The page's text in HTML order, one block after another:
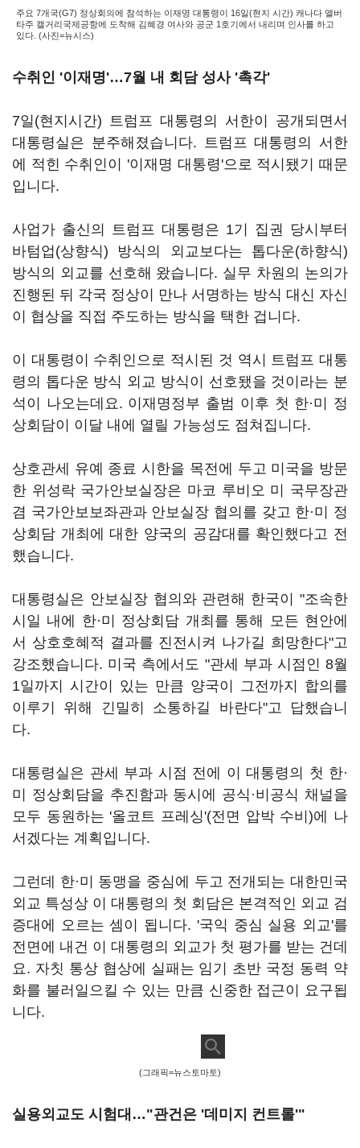
주요 7개국(G7) 정상회의에 참석하는 이재명 대통령이 16일(현지 시간) 캐나다 앨버
타주 캘거리국제공항에 도착해 김혜경 여사와 공군 1호기에서 내리며 인사를 하고
있다. (사진=뉴시스)
수취인 '이재명'…7월 내 회담 성사 '촉각'
7일(현지시간) 트럼프 대통령의 서한이 공개되면서
대통령실은 분주해졌습니다. 트럼프 대통령의 서한
에 적힌 수취인이 '이재명 대통령'으로 적시됐기 때문
입니다.
사업가 출신의 트럼프 대통령은 1기 집권 당시부터
바텀업(상향식) 방식의 외교보다는 톱다운(하향식)
방식의 외교를 선호해 왔습니다. 실무 차원의 논의가
진행된 뒤 각국 정상이 만나 서명하는 방식 대신 자신
이 협상을 직접 주도하는 방식을 택한 겁니다.
이 대통령이 수취인으로 적시된 것 역시 트럼프 대통
령의 톱다운 방식 외교 방식이 선호됐을 것이라는 분
석이 나오는데요. 이재명정부 출범 이후 첫 한·미 정
상회담이 이달 내에 열릴 가능성도 점쳐집니다.
상호관세 유예 종료 시한을 목전에 두고 미국을 방문
한 위성락 국가안보실장은 마코 루비오 미 국무장관
겸 국가안보보좌관과 안보실장 협의를 갖고 한·미 정
상회담 개최에 대한 양국의 공감대를 확인했다고 전
했습니다.
대통령실은 안보실장 협의와 관련해 한국이 "조속한
시일 내에 한·미 정상회담 개최를 통해 모든 현안에
서 상호호혜적 결과를 진전시켜 나가길 희망한다"고
강조했습니다. 미국 측에서도 "관세 부과 시점인 8월
1일까지 시간이 있는 만큼 양국이 그전까지 합의를
이루기 위해 긴밀히 소통하길 바란다"고 답했습니
다.
대통령실은 관세 부과 시점 전에 이 대통령의 첫 한·
미 정상회담을 추진함과 동시에 공식·비공식 채널을
모두 동원하는 '올코트 프레싱'(전면 압박 수비)에 나
서겠다는 계획입니다.
그런데 한·미 동맹을 중심에 두고 전개되는 대한민국
외교 특성상 이 대통령의 첫 회담은 본격적인 외교 검
증대에 오르는 셈이 됩니다. '국익 중심 실용 외교'를
전면에 내건 이 대통령의 외교가 첫 평가를 받는 건데
요. 자칫 통상 협상에 실패는 임기 초반 국정 동력 약
화를 불러일으킬 수 있는 만큼 신중한 접근이 요구됩
니다.
(그래픽=뉴스토마토)
실용외교도 시험대…"관건은 '데미지 컨트롤'"